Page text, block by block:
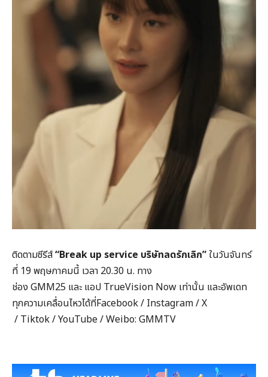
ติดตามซีรีส์“Break up service บริษัทลดรักเลิก”ในวันจันทร์
ที่ 19 พฤษภาคมนี้ เวลา 20.30 น. ทาง
ช่อง GMM25 และ แอป TrueVision Now เท่านั้น และอัพเดท
ทุกความเคลื่อนไหวได้ที่Facebook / Instagram / X
/ Tiktok / YouTube / Weibo: GMMTV